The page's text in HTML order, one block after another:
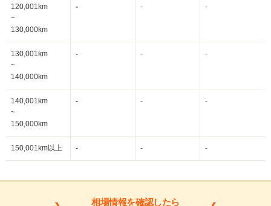
120,001km
~
130,000km
- - -
130,001km
~
140,000km
- - -
140,001km
~
150,000km
- - -
150,001km以上 - - -
相場情報を確認したら